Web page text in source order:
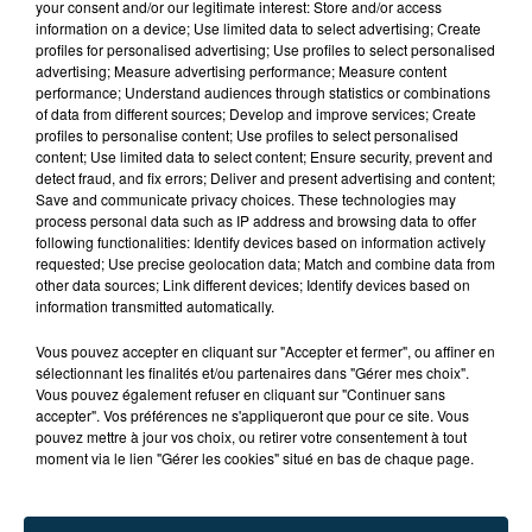
12h08
12h08 12h06
12h06
your consent and/or our legitimate interest: Store and/or access
information on a device; Use limited data to select advertising; Create
profiles for personalised advertising; Use profiles to select personalised
advertising; Measure advertising performance; Measure content
performance; Understand audiences through statistics or combinations
of data from different sources; Develop and improve services; Create
profiles to personalise content; Use profiles to select personalised
content; Use limited data to select content; Ensure security, prevent and
detect fraud, and fix errors; Deliver and present advertising and content;
Save and communicate privacy choices. These technologies may
process personal data such as IP address and browsing data to offer
following functionalities: Identify devices based on information actively
requested; Use precise geolocation data; Match and combine data from
other data sources; Link different devices; Identify devices based on
information transmitted automatically.
Vous pouvez accepter en cliquant sur "Accepter et fermer", ou affiner en
sélectionnant les finalités et/ou partenaires dans "Gérer mes choix".
Vous pouvez également refuser en cliquant sur "Continuer sans
accepter". Vos préférences ne s'appliqueront que pour ce site. Vous
pouvez mettre à jour vos choix, ou retirer votre consentement à tout
moment via le lien "Gérer les cookies" situé en bas de chaque page.